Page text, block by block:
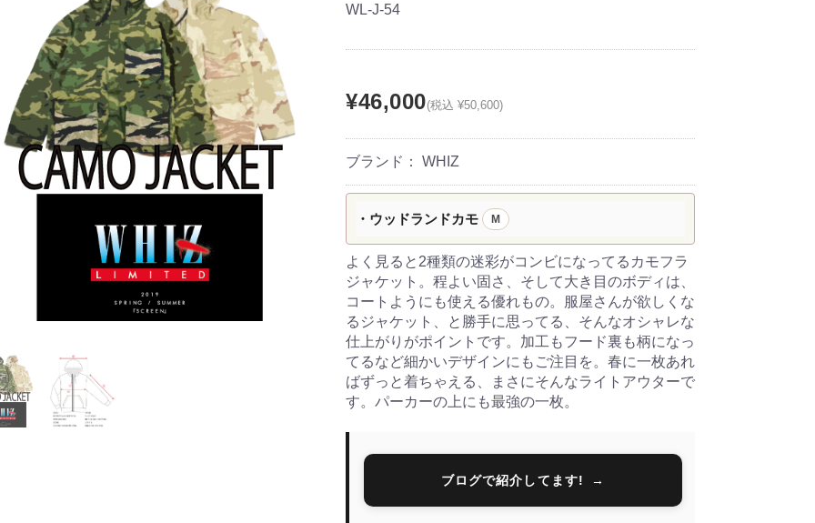
WL-J-54
¥46,000(税込 ¥50,600)
ブランド： WHIZ
・ウッドランドカモ M
よく見ると2種類の迷彩がコンビになってるカモフラ
ジャケット。程よい固さ、そして大き目のボディは、
コートようにも使える優れもの。服屋さんが欲しくな
るジャケット、と勝手に思ってる、そんなオシャレな
仕上がりがポイントです。加工もフード裏も柄になっ
てるなど細かいデザインにもご注目を。春に一枚あれ
ばずっと着ちゃえる、まさにそんなライトアウターで
す。パーカーの上にも最強の一枚。
ブログで紹介してます!